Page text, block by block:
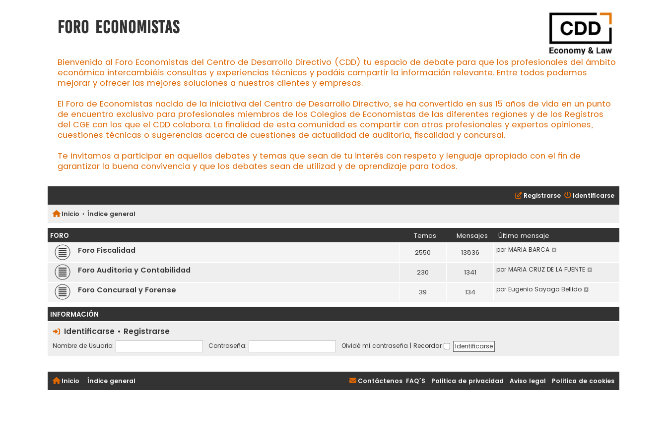
FORO ECONOMISTAS
Bienvenido al Foro Economistas del Centro de Desarrollo Directivo (CDD) tu espacio de debate para que los profesionales del ámbito
económico intercambiéis consultas y experiencias técnicas y podáis compartir la información relevante. Entre todos podemos
mejorar y ofrecer las mejores soluciones a nuestros clientes y empresas.
El Foro de Economistas nacido de la iniciativa del Centro de Desarrollo Directivo, se ha convertido en sus 15 años de vida en un punto
de encuentro exclusivo para profesionales miembros de los Colegios de Economistas de las diferentes regiones y de los Registros
del CGE con los que el CDD colabora. La finalidad de esta comunidad es compartir con otros profesionales y expertos opiniones,
cuestiones técnicas o sugerencias acerca de cuestiones de actualidad de auditoría, fiscalidad y concursal.
Te invitamos a participar en aquellos debates y temas que sean de tu interés con respeto y lenguaje apropiado con el fin de
garantizar la buena convivencia y que los debates sean de utilizad y de aprendizaje para todos.
Identificarse
Registrarse
Inicio Índice general
FORO Temas Mensajes Último mensaje
Foro Fiscalidad 2550 13836 por MARIA BARCA
Foro Auditoria y Contabilidad 230 1341 por MARIA CRUZ DE LA FUENTE
Foro Concursal y Forense 39 134 por Eugenio Sayago Bellido
INFORMACIÓN
Identificarse• Registrarse
Nombre de Usuario: Contraseña: Olvidé mi contraseña | Recordar
Inicio Índice general FAQ´S Politica de privacidad Aviso legal Politica de cookies
Contáctenos